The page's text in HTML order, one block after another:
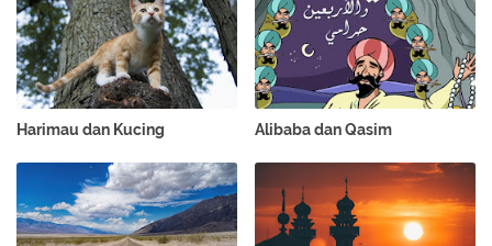
Harimau dan Kucing Alibaba dan Qasim